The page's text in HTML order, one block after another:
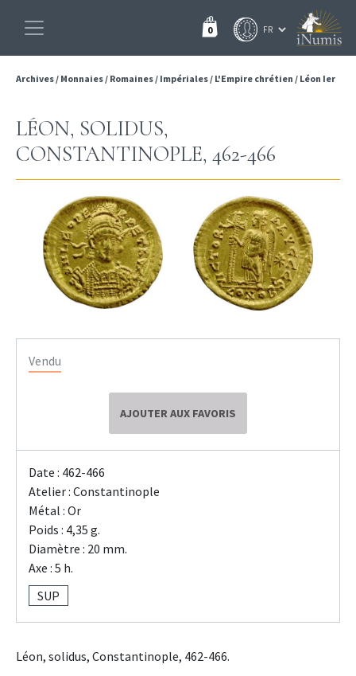
0
Archives/ Monnaies/ Romaines/ Impériales/ L'Empire chrétien / Léon Ier
LÉON, SOLIDUS,
CONSTANTINOPLE, 462-466
Vendu
AJOUTER AUX FAVORIS
Date : 462-466
Atelier : Constantinople
Métal : Or
Poids : 4,35 g.
Diamètre : 20 mm.
Axe : 5 h.
SUP
Léon, solidus, Constantinople, 462-466.